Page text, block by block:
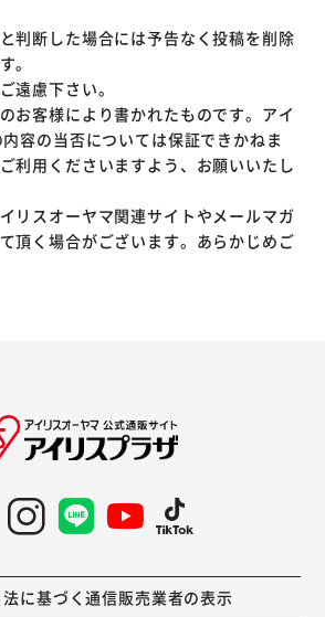
判断した場合には予告なく投稿を削除
。
遠慮下さい。
お客様により書かれたものです。アイ
容の当否については保証できかねま
利用くださいますよう、お願いいたし
リスオーヤマ関連サイトやメールマガ
頂く場合がございます。あらかじめご
に基づく通信販売業者の表示